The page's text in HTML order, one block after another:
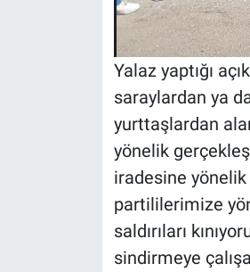
Yalaz yaptığı
saraylardan ya
yurttaşlardan
yönelik
iradesine yönelik
partililerimize
saldırıları
sindirmeye